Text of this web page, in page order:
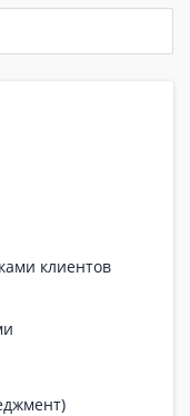
клиентов